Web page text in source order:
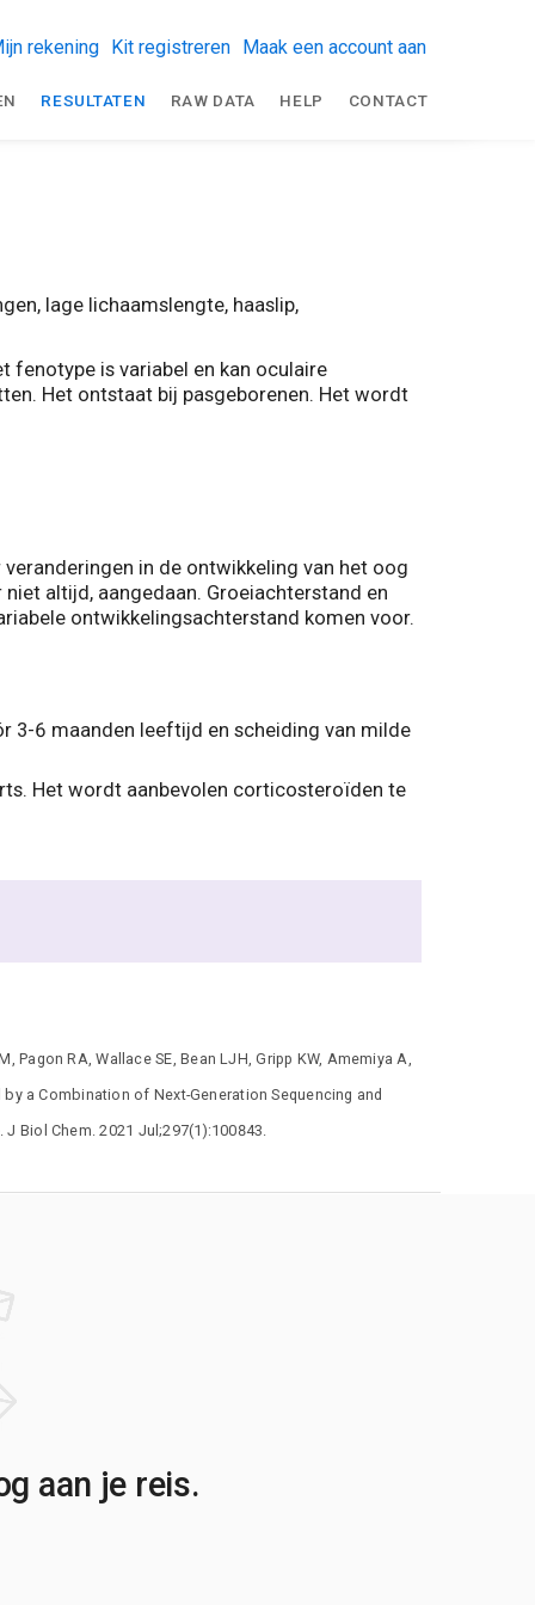
rekening Kit registreren Maak een account aan
RESULTATEN RAW DATA HELP CONTACT
lage lichaamslengte, haaslip,
fenotype is variabel en kan oculaire
Het ontstaat bij pasgeborenen. Het wordt
in de ontwikkeling van het oog
altijd, aangedaan. Groeiachterstand en
ontwikkelingsachterstand komen voor.
3-6 maanden leeftijd en scheiding van milde
Het wordt aanbevolen corticosteroïden te
Pagon RA, Wallace SE, Bean LJH, Gripp KW, Amemiya A,
a Combination of Next-Generation Sequencing and
Biol Chem. 2021 Jul;297(1):100843.
aan je reis.